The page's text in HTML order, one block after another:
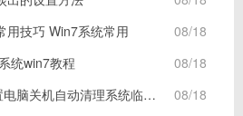
08/18
用技巧 Win7系统常用
08/18
统win7教程
08/18
关机自动清理系统临时垃圾